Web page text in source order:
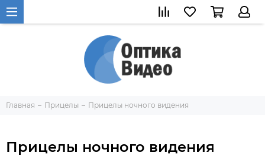
Главная Прицелы Прицелы ночного видения
Прицелы ночного видения